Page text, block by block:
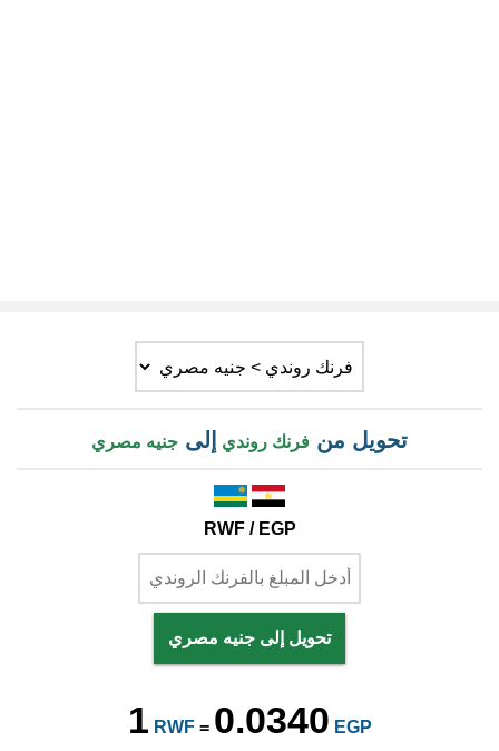
تحويل من فرنك روندي إلى جنيه مصري
RWF / EGP
تحويل إلى جنيه مصري
1 RWF= 0.0340 EGP